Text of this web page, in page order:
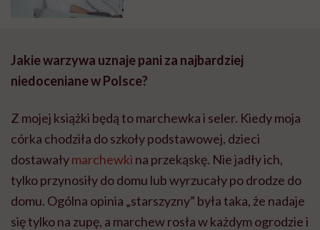
Jakie warzywa uznaje pani za najbardziej
niedoceniane w Polsce?
Z mojej książki będą to marchewka i seler. Kiedy moja
córka chodziła do szkoły podstawowej, dzieci
dostawałymarchewki na przekąskę. Nie jadły ich,
tylko przynosiły do domu lub wyrzucały po drodze do
domu. Ogólna opinia „starszyzny” była taka, że nadaje
się tylko na zupę, a marchew rosła w każdym ogrodzie i